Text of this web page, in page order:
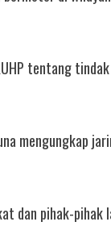
tentang
mengungkap
dan pihak-